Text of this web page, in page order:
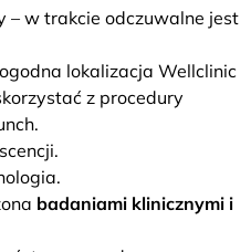
– w trakcie odczuwalne jest
lokalizacja Wellclinic
z procedury
badaniami klinicznymi i